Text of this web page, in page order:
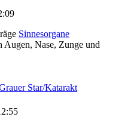
Sinnesorgane
Augen, Nase, Zunge und
Star/Katarakt